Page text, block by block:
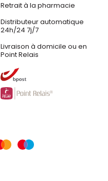
Retrait à la pharmacie
Distributeur automatique
24h/24 7j/7
Livraison à domicile ou en
Point Relais